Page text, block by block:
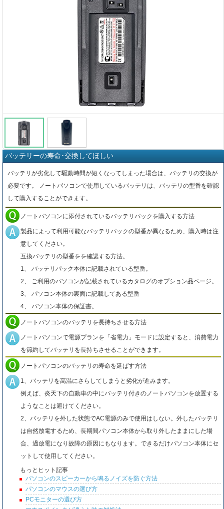
バッテリーの寿命･交換してほしい
バッテリが劣化して駆動時間が短くなってしまった場合は、バッテリの交換が
必要です。 ノートパソコンで使用しているバッテリは、バッテリの型番を確認
して購入することができます。
ノートパソコンに添付されているバッテリパックを購入する方法
製品によって利用可能なバッテリパックの型番が異なるため、購入時は注
意してください。
互換バッテリの型番をを確認する方法。
1、 バッテリパック本体に記載されている型番。
2、 ご利用のパソコンが記載されているカタログのオプション品ページ。
3、 パソコン本体の裏面に記載してある型番
4、 パソコン本体の保証書。
ノートパソコンのバッテリを長持ちさせる方法
ノートパソコンで電源プランを「省電力」モードに設定すると、消費電力
を節約してバッテリを長持ちさせることができます。
ノートパソコンのバッテリの寿命を延ばす方法
1、バッテリを高温にさらしてしまうと劣化が進みます。
例えば、炎天下の自動車の中にバッテリ付きのノートパソコンを放置する
ようなことは避けてください。
2、バッテリを外した状態でAC電源のみで使用はしない。外したバッテリ
は自然放電するため、長期間パソコン本体から取り外したままにした場
合、過放電になり故障の原因にもなります。できるだけパソコン本体にセ
ットして使用してください。
もっとヒット記事
パソコンのスピーカーから鳴るノイズを防ぐ方法
パソコンのマウスの選び方
PCモニターの選び方